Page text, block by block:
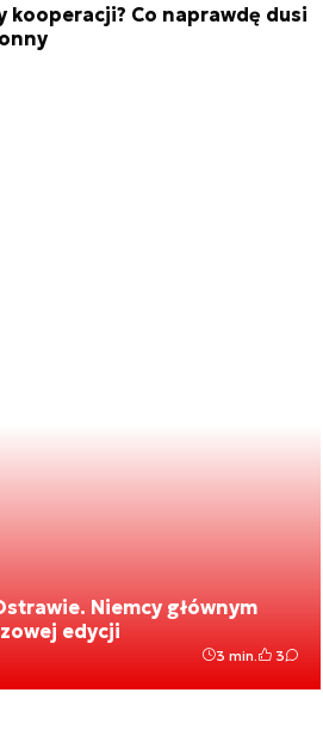
kooperacji? Co naprawdę dusi
Niemcy głównym
edycji
3 min. 3